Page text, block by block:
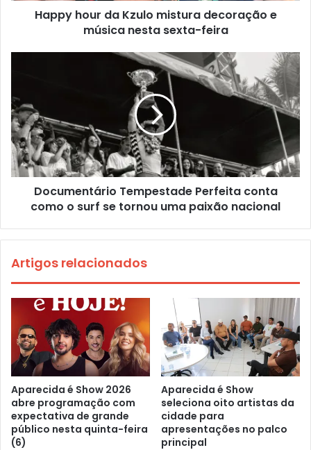
Happy hour da Kzulo mistura decoração e
música nesta sexta-feira
Documentário Tempestade Perfeita conta
como o surf se tornou uma paixão nacional
Artigos relacionados
Aparecida é Show 2026
abre programação com
expectativa de grande
público nesta quinta-feira
(6)
Aparecida é Show
seleciona oito artistas da
cidade para
apresentações no palco
principal